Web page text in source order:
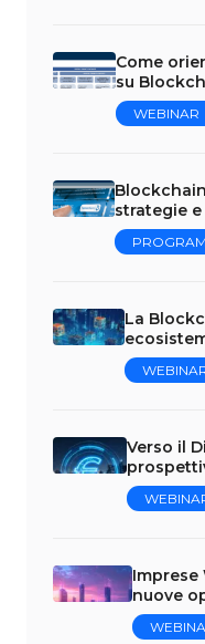
Come
su
WEBINAR
strategie e
La
Verso il
Imprese
nuove